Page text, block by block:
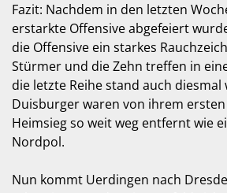
Fazit: Nachdem in den letzten
erstarkte Offensive abgefeiert
die Offensive ein starkes
Stürmer und die Zehn treffen in
die letzte Reihe stand auch diesmal
Duisburger waren von ihrem
Heimsieg so weit weg entfernt wie
Nordpol.
Nun kommt Uerdingen nach